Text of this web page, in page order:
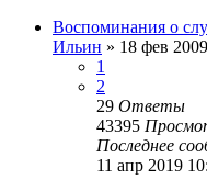
Воспоминания о
Ильин » 18 фев
1
2
29 Ответы
43395
Последнее
11 апр 2019